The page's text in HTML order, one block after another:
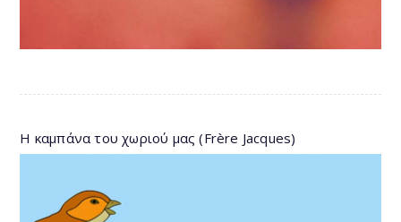
Η καμπάνα του χωριού μας (Frère Jacques)